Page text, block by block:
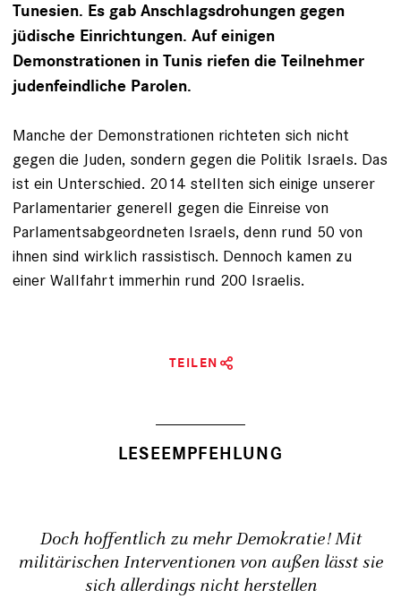
Tu­nesien. Es gab Anschlags­drohungen gegen
jüdische Einrichtungen. Auf einigen
Demonstrationen in Tunis riefen die Teilnehmer
judenfeindliche Parolen.
Manche der Demonstrationen richteten sich nicht
gegen die Juden, sondern gegen die Politik Israels. Das
ist ein Unterschied. 2014 stellten sich einige unserer
Parlamentarier generell gegen die Ein­reise von
Parlamentsabgeordneten Is­raels, denn rund 50 von
ihnen sind wirklich rassistisch. Dennoch kamen zu
einer Wallfahrt immerhin rund 200 Israelis.
TEILEN
LESEEMPFEHLUNG
Doch hoffentlich zu mehr Demokratie! Mit
militärischen Interventionen von außen lässt sie
sich allerdings nicht herstellen